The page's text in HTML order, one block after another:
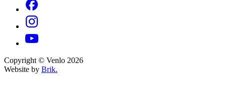
Copyright © Venlo 2026
Website by Brik.